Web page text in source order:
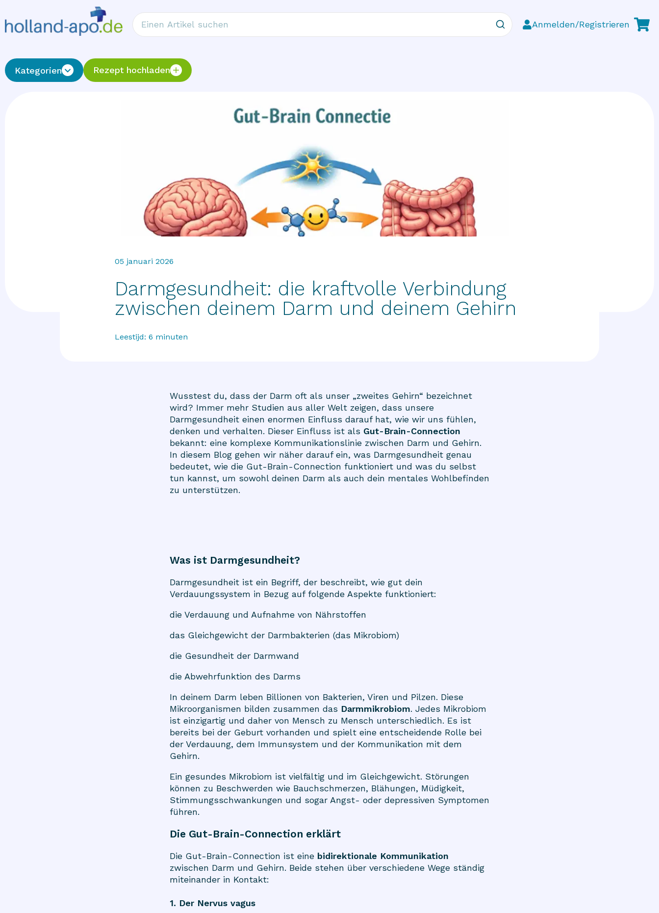
Anmelden/Registrieren
Kategorien Rezept hochladen
05 januari 2026
Darmgesundheit: die kraftvolle Verbindung
zwischen deinem Darm und deinem Gehirn
Leestijd: 6 minuten
Wusstest du, dass der Darm oft als unser „zweites Gehirn“ bezeichnet
wird? Immer mehr Studien aus aller Welt zeigen, dass unsere
Darmgesundheit einen enormen Einfluss darauf hat, wie wir uns fühlen,
denken und verhalten. Dieser Einfluss ist als Gut-Brain-Connection
bekannt: eine komplexe Kommunikationslinie zwischen Darm und Gehirn.
In diesem Blog gehen wir näher darauf ein, was Darmgesundheit genau
bedeutet, wie die Gut-Brain-Connection funktioniert und was du selbst
tun kannst, um sowohl deinen Darm als auch dein mentales Wohlbefinden
zu unterstützen.
Was ist Darmgesundheit?
Darmgesundheit ist ein Begriff, der beschreibt, wie gut dein
Verdauungssystem in Bezug auf folgende Aspekte funktioniert:
die Verdauung und Aufnahme von Nährstoffen
das Gleichgewicht der Darmbakterien (das Mikrobiom)
die Gesundheit der Darmwand
die Abwehrfunktion des Darms
In deinem Darm leben Billionen von Bakterien, Viren und Pilzen. Diese
Mikroorganismen bilden zusammen das Darmmikrobiom. Jedes Mikrobiom
ist einzigartig und daher von Mensch zu Mensch unterschiedlich. Es ist
bereits bei der Geburt vorhanden und spielt eine entscheidende Rolle bei
der Verdauung, dem Immunsystem und der Kommunikation mit dem
Gehirn.
Ein gesundes Mikrobiom ist vielfältig und im Gleichgewicht. Störungen
können zu Beschwerden wie Bauchschmerzen, Blähungen, Müdigkeit,
Stimmungsschwankungen und sogar Angst- oder depressiven Symptomen
führen.
Die Gut-Brain-Connection erklärt
Die Gut-Brain-Connection ist eine bidirektionale Kommunikation
zwischen Darm und Gehirn. Beide stehen über verschiedene Wege ständig
miteinander in Kontakt:
1. Der Nervus vagus